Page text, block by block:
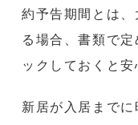
約予告期間とは
る場合、書類で
ックしておくと安
新居が入居まで